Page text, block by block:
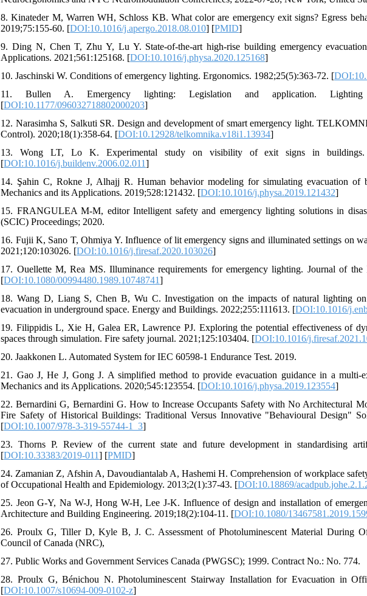
8. Kinateder M, Warren WH, Schloss KB. What color are emergency exit signs? Egress
2019;75:155-60. [DOI:10.1016/j.apergo.2018.08.010] [PMID]
9. Ding N, Chen T, Zhu Y, Lu Y. State-of-the-art high-rise building emergency
Applications. 2021;561:125168. [DOI:10.1016/j.physa.2020.125168]
10. Jaschinski W. Conditions of emergency lighting. Ergonomics. 1982;25(5):363-72. [
11. Bullen A. Emergency lighting: Legislation and application. Lighting
[DOI:10.1177/096032718802000203]
12. Narasimha S, Salkuti SR. Design and development of smart emergency light.
Control). 2020;18(1):358-64. [DOI:10.12928/telkomnika.v18i1.13934]
13. Wong LT, Lo K. Experimental study on visibility of exit signs in buildings.
[DOI:10.1016/j.buildenv.2006.02.011]
14. Şahin C, Rokne J, Alhajj R. Human behavior modeling for simulating evacuation of
Mechanics and its Applications. 2019;528:121432. [DOI:10.1016/j.physa.2019.121432]
15. FRANGULEA M-M, editor Intelligent safety and emergency lighting solutions in
(SCIC) Proceedings; 2020.
16. Fujii K, Sano T, Ohmiya Y. Influence of lit emergency signs and illuminated settings on
2021;120:103026. [DOI:10.1016/j.firesaf.2020.103026]
17. Ouellette M, Rea MS. Illuminance requirements for emergency lighting. Journal of
[DOI:10.1080/00994480.1989.10748741]
18. Wang D, Liang S, Chen B, Wu C. Investigation on the impacts of natural lighting
evacuation in underground space. Energy and Buildings. 2022;255:111613. [DOI:10.1016/
19. Filippidis L, Xie H, Galea ER, Lawrence PJ. Exploring the potential effectiveness of
spaces through simulation. Fire safety journal. 2021;125:103404. [DOI:10.1016/
20. Jaakkonen L. Automated System for IEC 60598-1 Endurance Test. 2019.
21. Gao J, He J, Gong J. A simplified method to provide evacuation guidance in a multi-
Mechanics and its Applications. 2020;545:123554. [DOI:10.1016/j.physa.2019.123554]
22. Bernardini G, Bernardini G. How to Increase Occupants Safety with No Architectural
Fire Safety of Historical Buildings: Traditional Versus Innovative "Behavioural Design"
[DOI:10.1007/978-3-319-55744-1_3]
23. Thorns P. Review of the current state and future development in standardising
[DOI:10.33383/2019-011] [PMID]
24. Zamanian Z, Afshin A, Davoudiantalab A, Hashemi H. Comprehension of workplace
of Occupational Health and Epidemiology. 2013;2(1):37-43. [DOI:10.18869/
25. Jeon G-Y, Na W-J, Hong W-H, Lee J-K. Influence of design and installation of
Architecture and Building Engineering. 2019;18(2):104-11. [DOI:10.1080/
26. Proulx G, Tiller D, Kyle B, J. C. Assessment of Photoluminescent Material During
Council of Canada (NRC),
27. Public Works and Government Services Canada (PWGSC); 1999. Contract No.: No. 774.
28. Proulx G, Bénichou N. Photoluminescent Stairway Installation for Evacuation in
[DOI:10.1007/s10694-009-0102-z]